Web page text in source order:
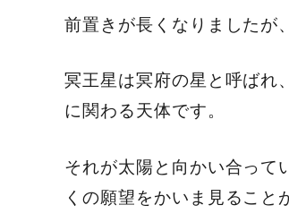
前置きが長くなりましたが
冥王星は冥府の星と呼ばれ
に関わる天体です。
それが太陽と向かい合って
くの願望をかいま見ること